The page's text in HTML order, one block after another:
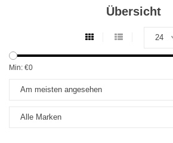
Übersicht
24
Min: €0
Am meisten angesehen
Alle Marken